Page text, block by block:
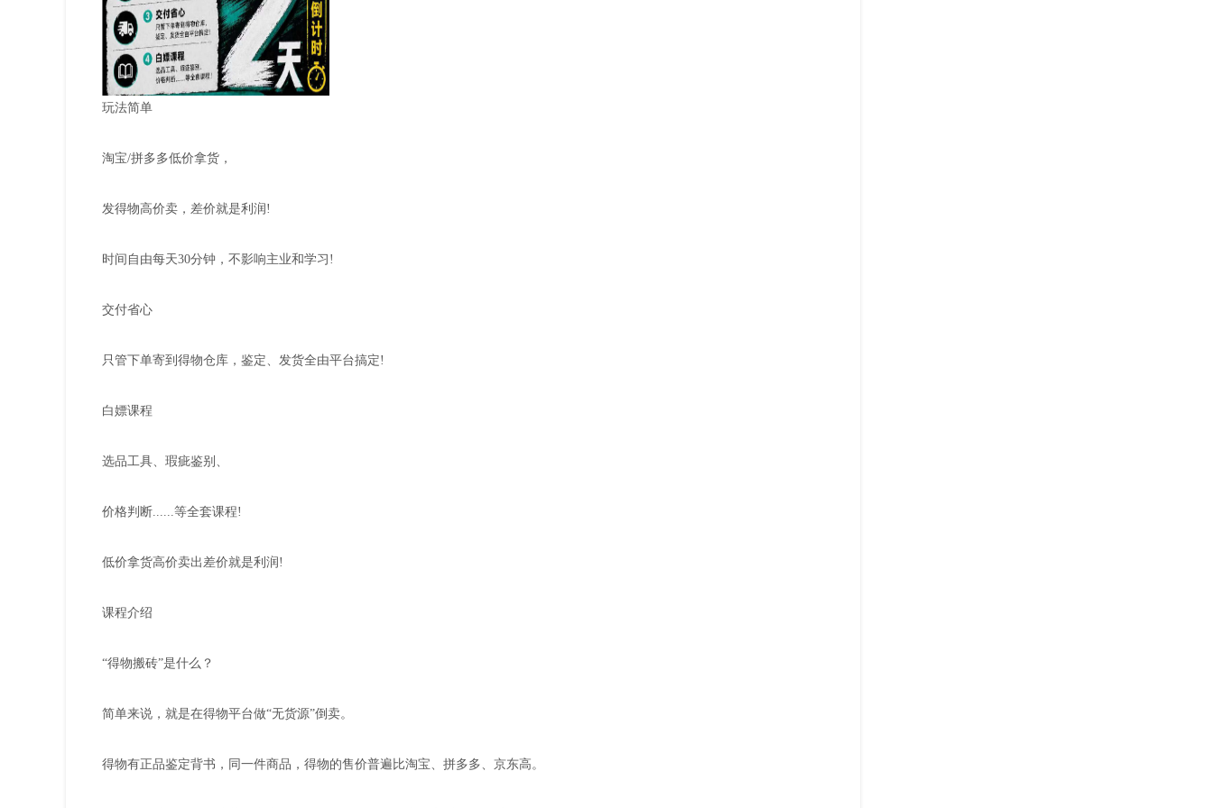
玩法简单
淘宝/拼多多低价拿货，
发得物高价卖，差价就是利润!
时间自由每天30分钟，不影响主业和学习!
交付省心
只管下单寄到得物仓库，鉴定、发货全由平台搞定!
白嫖课程
选品工具、瑕疵鉴别、
价格判断......等全套课程!
低价拿货高价卖出差价就是利润!
课程介绍
“得物搬砖”是什么？
简单来说，就是在得物平台做“无货源”倒卖。
得物有正品鉴定背书，同一件商品，得物的售价普遍比淘宝、拼多多、京东高。